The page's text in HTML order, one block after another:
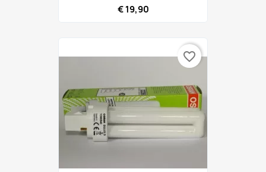
€ 19,90
favorite_border